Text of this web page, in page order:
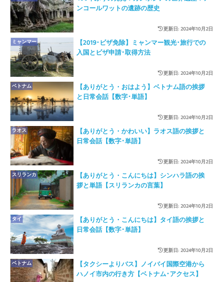
ンコールワットの遺跡の歴史
更新日: 2024年10月2日
【2019･ビザ免除】ミャンマー観光･旅行での
入国とビザ申請･取得方法
ミャンマー
更新日: 2024年10月2日
【ありがとう・おはよう】ベトナム語の挨拶
と日常会話【数字･単語】
ベトナム
更新日: 2024年10月2日
【ありがとう・かわいい】ラオス語の挨拶と
日常会話【数字･単語】
ラオス
更新日: 2024年10月2日
【ありがとう・こんにちは】シンハラ語の挨
拶と単語【スリランカの言葉】
スリランカ
更新日: 2024年10月2日
【ありがとう・こんにちは】タイ語の挨拶と
日常会話【数字･単語】
タイ
更新日: 2024年10月2日
【タクシーよりバス】ノイバイ国際空港から
ハノイ市内の行き方【ベトナム･アクセス】
ベトナム